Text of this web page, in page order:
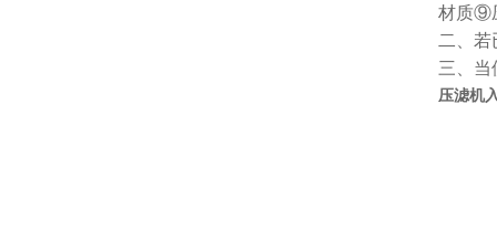
材质⑨
二、
三、当
压滤机